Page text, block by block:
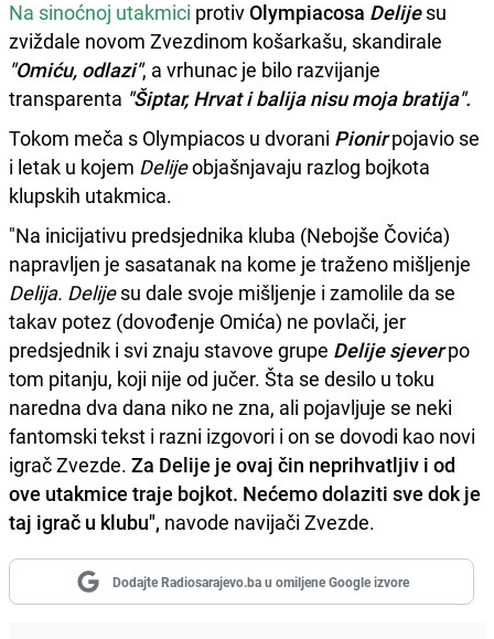
Na sinoćnoj utakmici protivOlympiacosa Delije su
zviždale novom Zvezdinom košarkašu, skandirale
"Omiću, odlazi", a vrhunac je bilo razvijanje
transparenta "Šiptar, Hrvat i balija nisu moja bratija".
Tokom meča s Olympiacos u dvorani Pionirpojavio se
i letak u kojem Delijeobjašnjavaju razlog bojkota
klupskih utakmica.
"Na inicijativu predsjednika kluba (Nebojše Čovića)
napravljen je sasatanak na kome je traženo mišljenje
Delija. Delijesu dale svoje mišljenje i zamolile da se
takav potez (dovođenje Omića) ne povlači, jer
predsjednik i svi znaju stavove grupe Delije sjeverpo
tom pitanju, koji nije od jučer. Šta se desilo u toku
naredna dva dana niko ne zna, ali pojavljuje se neki
fantomski tekst i razni izgovori i on se dovodi kao novi
igrač Zvezde. Za Delije je ovaj čin neprihvatljiv i od
ove utakmice traje bojkot. Nećemo dolaziti sve dok je
taj igrač u klubu", navode navijači Zvezde.
Dodajte Radiosarajevo.ba u omiljene Google izvore